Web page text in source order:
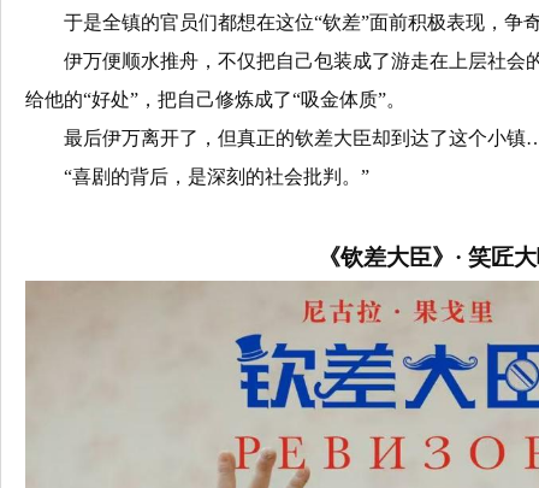
于是全镇的官员们都想在这位“钦差”面前积极表现，争
伊万便顺水推舟，不仅把自己包装成了游走在上层社会
给他的“好处”，把自己修炼成了“吸金体质”。
最后伊万离开了，但真正的钦差大臣却到达了这个小
“喜剧的背后，是深刻的社会批判。”
《钦差大臣》· 笑匠